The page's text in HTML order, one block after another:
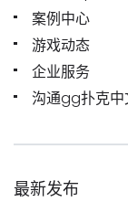
案例中心
游戏动态
企业服务
沟通gg扑克
最新发布